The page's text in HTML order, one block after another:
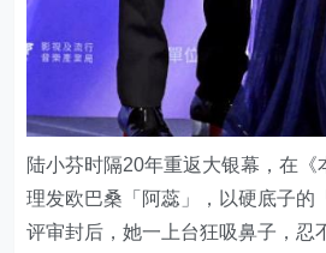
陆小芬时隔20年重返大银幕，在《
理发欧巴桑「阿蕊」，以硬底子的
评审封后，她一上台狂吸鼻子，忍